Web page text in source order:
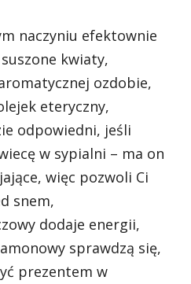
naczyniu efektownie
kwiaty,
ozdobie,
eteryczny,
odpowiedni, jeśli
w sypialni – ma on
więc pozwoli Ci
snem,
dodaje energii,
sprawdzą się,
prezentem w